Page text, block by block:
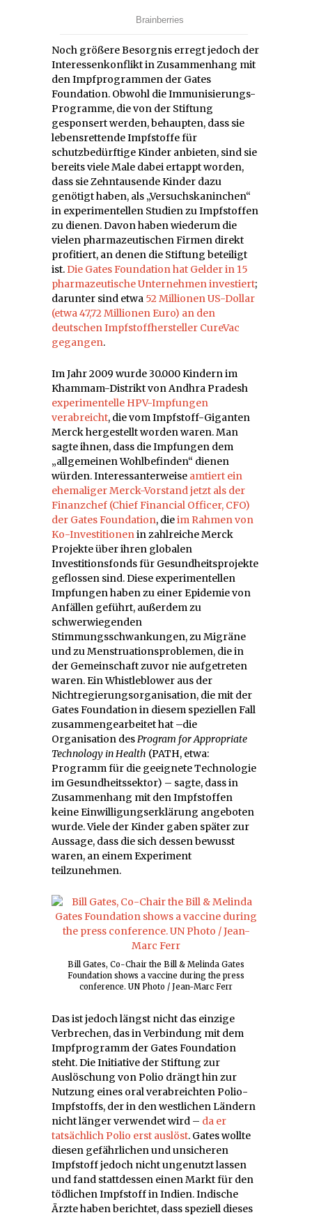
Noch größere Besorgnis erregt jedoch der
Interessenkonflikt in Zusammenhang mit
den Impfprogrammen der Gates
Foundation. Obwohl die Immunisierungs-
Programme, die von der Stiftung
gesponsert werden, behaupten, dass sie
lebensrettende Impfstoffe für
schutzbedürftige Kinder anbieten, sind sie
bereits viele Male dabei ertappt worden,
dass sie Zehntausende Kinder dazu
genötigt haben, als „Versuchskaninchen“
in experimentellen Studien zu Impfstoffen
zu dienen. Davon haben wiederum die
vielen pharmazeutischen Firmen direkt
profitiert, an denen die Stiftung beteiligt
ist.Die Gates Foundation hat Gelder in 15
pharmazeutische Unternehmen investiert;
darunter sind etwa 52 Millionen US-Dollar
(etwa 47,72 Millionen Euro) an den
deutschen Impfstoffhersteller CureVac
gegangen.
Im Jahr 2009 wurde 30.000 Kindern im
Khammam-Distrikt von Andhra Pradesh
experimentelle HPV-Impfungen
verabreicht, die vom Impfstoff-Giganten
Merck hergestellt worden waren. Man
sagte ihnen, dass die Impfungen dem
„allgemeinen Wohlbefinden“ dienen
würden. Interessanterweise amtiert ein
ehemaliger Merck-Vorstand jetzt als der
Finanzchef (Chief Financial Officer, CFO)
der Gates Foundation, dieim Rahmen von
Ko-Investitionenin zahlreiche Merck
Projekte über ihren globalen
Investitionsfonds für Gesundheitsprojekte
geflossen sind. Diese experimentellen
Impfungen haben zu einer Epidemie von
Anfällen geführt, außerdem zu
schwerwiegenden
Stimmungsschwankungen, zu Migräne
und zu Menstruationsproblemen, die in
der Gemeinschaft zuvor nie aufgetreten
waren. Ein Whistleblower aus der
Nichtregierungsorganisation, die mit der
Gates Foundation in diesem speziellen Fall
zusammengearbeitet hat –die
Organisation desProgram for Appropriate
Technology in Health (PATH, etwa:
Programm für die geeignete Technologie
im Gesundheitssektor) – sagte, dass in
Zusammenhang mit den Impfstoffen
keine Einwilligungserklärung angeboten
wurde. Viele der Kinder gaben später zur
Aussage, dass die sich dessen bewusst
waren, an einem Experiment
teilzunehmen.
Bill Gates, Co-Chair the Bill & Melinda Gates
Foundation shows a vaccine during the press
conference. UN Photo / Jean-Marc Ferr
Das ist jedoch längst nicht das einzige
Verbrechen, das in Verbindung mit dem
Impfprogramm der Gates Foundation
steht. Die Initiative der Stiftung zur
Auslöschung von Polio drängt hin zur
Nutzung eines oral verabreichten Polio-
Impfstoffs, der in den westlichen Ländern
nicht länger verwendet wird – da er
tatsächlich Polio erst auslöst. Gates wollte
diesen gefährlichen und unsicheren
Impfstoff jedoch nicht ungenutzt lassen
und fand stattdessen einen Markt für den
tödlichen Impfstoff in Indien. Indische
Ärzte haben berichtet, dass speziell dieses